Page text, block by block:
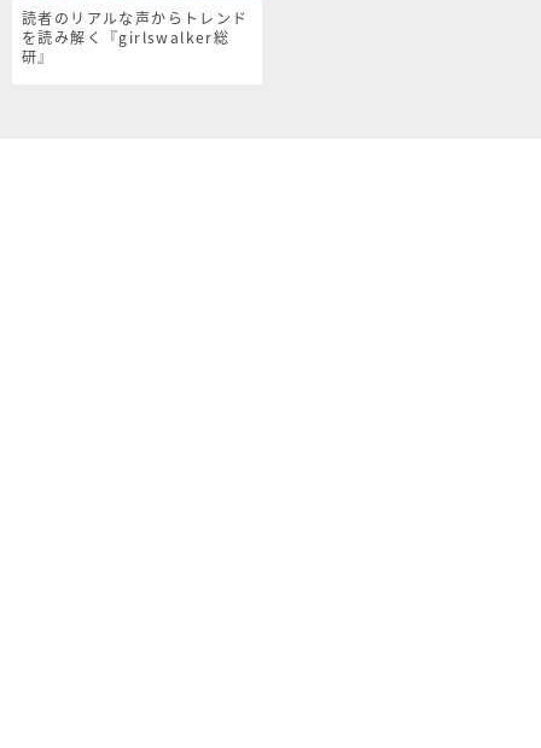
読者のリアルな声からトレンド
を読み解く『girlswalker総
研』